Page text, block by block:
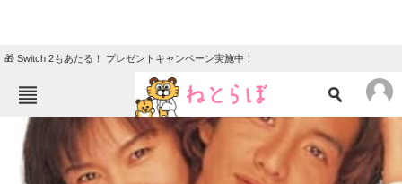
🎁 Switch 2もあたる！ プレゼントキャンペーン実施中！
ねとらぼメニュー
TOP ニュース